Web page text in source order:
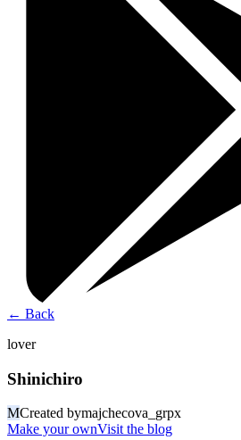
← Back
lover
Shinichiro
MCreated bymajchecova_grpx
Make your ownVisit the blog